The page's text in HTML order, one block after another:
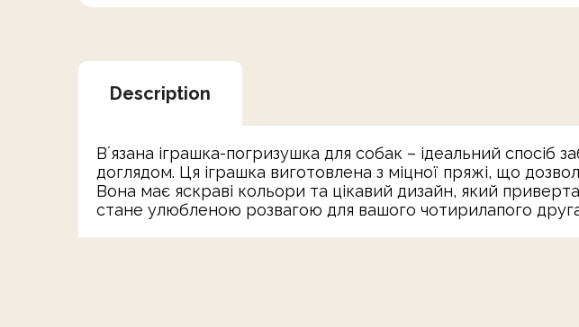
Description
Вʼязана іграшка-погризушка для собак – ідеальний
доглядом. Ця іграшка виготовлена з міцної пряжі, що
Вона має яскраві кольори та цікавий дизайн, який
стане улюбленою розвагою для вашого чотирилапого